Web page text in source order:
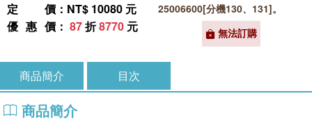
定價 ：NT$ 10080 元
優惠價 ： 87折8770 元
25006600[分機130、131]。
無法訂購
商品簡介 目次
商品簡介